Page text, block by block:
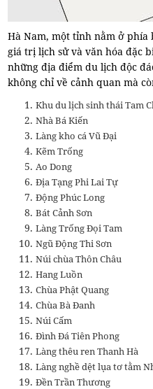
Hà Nam, một tỉnh nằm ở
giá trị lịch sử và văn hóa đặc
những địa điểm du lịch độc
không chỉ về cảnh quan mà
Khu du lịch sinh thái Tam
Nhà Bá Kiến
Làng kho cá Vũ Đại
Kẽm Trống
Ao Dong
Địa Tạng Phi Lai Tự
Động Phúc Long
Bát Cảnh Sơn
Làng Trống Đọi Tam
Ngũ Động Thi Sơn
Núi chùa Thôn Châu
Hang Luồn
Chùa Phật Quang
Chùa Bà Đanh
Núi Cấm
Đình Đá Tiên Phong
Làng thêu ren Thanh Hà
Làng nghề dệt lụa tơ tằm
Đền Trần Thương